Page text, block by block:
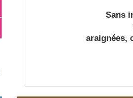
Sans
araignées,